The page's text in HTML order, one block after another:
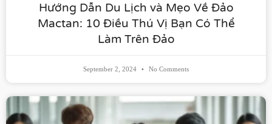
Hướng Dẫn Du Lịch và Mẹo Về Đảo
Mactan: 10 Điều Thú Vị Bạn Có Thể
Làm Trên Đảo
September 2, 2024 No Comments